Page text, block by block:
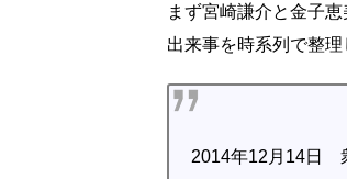
まず宮崎謙介と金子
出来事を時系列で整理
2014年12月14日